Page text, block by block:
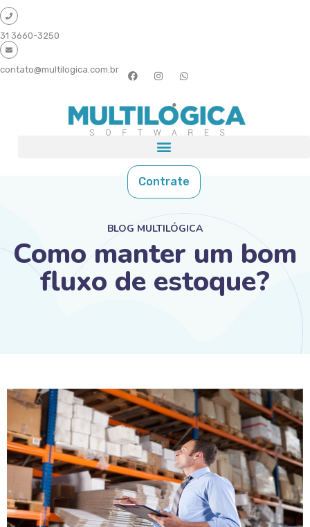
31 3660-3250
contato@multilogica.com.br
Contrate
BLOG MULTILÓGICA
Como manter um bom
fluxo de estoque?